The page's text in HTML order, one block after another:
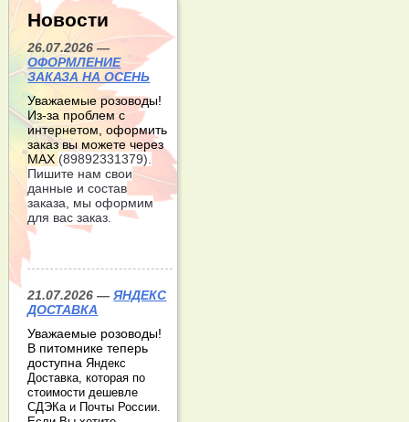
Новости
26.07.2026 —
ОФОРМЛЕНИЕ
ЗАКАЗА НА ОСЕНЬ
Уважаемые розоводы!
Из-за проблем с
интернетом, оформить
заказ вы можете через
МАХ (89892331379).
Пишите нам свои
данные и состав
заказа, мы оформим
для вас заказ.
21.07.2026 —ЯНДЕКС
ДОСТАВКА
Уважаемые розоводы!
В питомнике теперь
доступнаЯндекс
Доставка, которая по
стоимости дешевле
СДЭКа и Почты России.